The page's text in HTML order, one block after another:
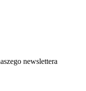
newslettera